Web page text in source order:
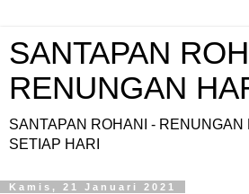
SANTAPAN
RENUNGAN
SANTAPAN ROHANI - RENUNGAN
SETIAP HARI
Kamis, 21 Januari 2021